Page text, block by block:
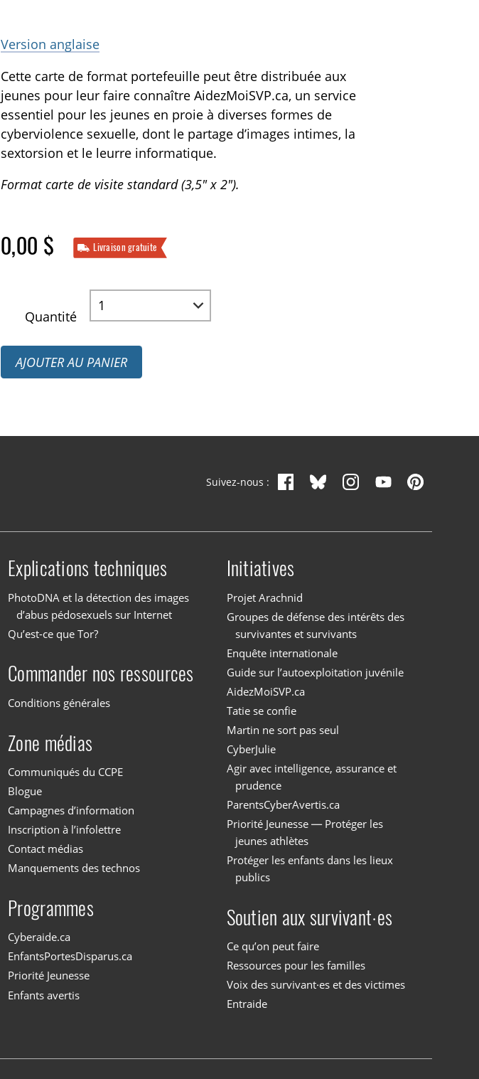
Version anglaise
Cette carte de format portefeuille peut être distribuée aux
jeunes pour leur faire connaître AidezMoiSVP.ca, un service
essentiel pour les jeunes en proie à diverses formes de
cyberviolence sexuelle, dont le partage d’images intimes, la
sextorsion et le leurre informatique.
Format carte de visite standard (3,5" x 2").
0,00 $ Livraison gratuite
Quantité
AJOUTER AU PANIER
Suivez-nous :
Explications techniques
PhotoDNA et la détection des images
d’abus pédosexuels sur Internet
Qu’est-ce que Tor?
Commander nos ressources
Conditions générales
Zone médias
Communiqués du CCPE
Blogue
Campagnes d’information
Inscription à l’infolettre
Contact médias
Manquements des technos
Programmes
Cyberaide.ca
EnfantsPortesDisparus.ca
Priorité Jeunesse
Enfants avertis
Initiatives
Projet Arachnid
Groupes de défense des intérêts des
survivantes et survivants
Enquête internationale
Guide sur l’autoexploitation juvénile
AidezMoiSVP.ca
Tatie se confie
Martin ne sort pas seul
CyberJulie
Agir avec intelligence, assurance et
prudence
ParentsCyberAvertis.ca
Priorité Jeunesse — Protéger les
jeunes athlètes
Protéger les enfants dans les lieux
publics
Soutien aux survivant·es
Ce qu’on peut faire
Ressources pour les familles
Voix des survivant·es et des victimes
Entraide